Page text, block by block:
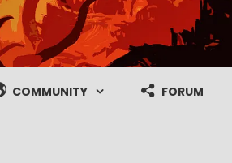
COMMUNITY FORUM